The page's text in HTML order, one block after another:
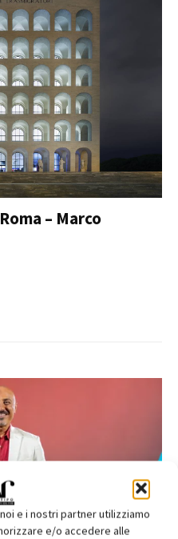
e i nostri partner utilizziamo
e/o accedere alle
– Marco